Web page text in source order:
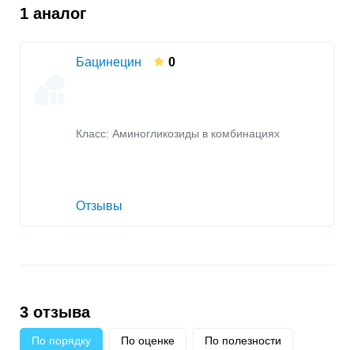
1 аналог
Бацинецин 0
Класс: Аминогликозиды в комбинациях
Отзывы
3 отзыва
По порядку По оценке По полезности